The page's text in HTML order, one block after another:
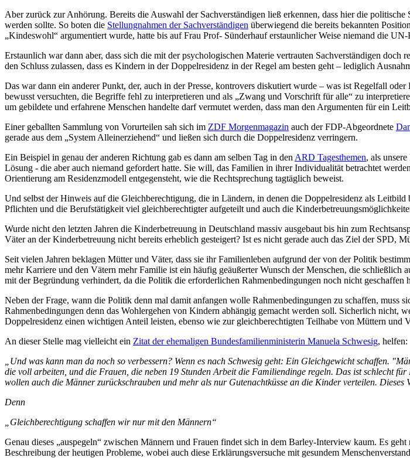
Aber zurück zur Anhörung. Bereits die Auswahl der Sachverständigen ließ erkennen, dass hier die
werden sollte. So boten die Stellungnahmen der Sachverständigen überwiegend die bereits bekannten
„Kindeswohl“ argumentiert wurde, hatte bis auf Frau Prof- Sünderhauf erstaunlicher Weise niemand die
Erstaunlich war dann aber, dass sich die mit der psychologischen Materie vertrauten Sachverständigen
den Schluss zulassen, dass es Kindern in der Doppelresidenz in der Regel am besten geht – lediglich
Das war dann ein anderer Punkt, der, auch in der Presse, kontrovers diskutiert wurde – was ist Regelfall
bewusst versuchten, die Begriffe fehl zu interpretieren und als „Zwang und Vorschrift für alle“ zu
um gebildete und erfahrene Menschen handelte darf vermutet werden, dass man den Argumenten für ein
Einer geballten Sammlung von Vorurteilen sah sich im ZDF Morgenmagazin auch der FDP-Abgeordnete
gerade aus dem „System Alleinerziehend“ und ließen sich durch die Doppelresidenz verringern.
Ein Beispiel in genau der anderen Richtung gab es dann am selben Tag in den ARD Tagesthemen, als
Lösung - die aber auch niemand gefordert hatte. Sie will, das Familien in ihrer Individualität betrachtet
Orientierung am Residenzmodell entgegensteht, wie die Rechtsprechung tagtäglich beweist.
Und selbst der Hinweis auf die Gleichberechtigung, die in Ländern, in denen die Doppelresidenz als
Pflichten und die Berufstätigkeit viel gleichberechtigter aufgeteilt und auch die
Wurde nicht den letzten Jahren die Kinderbetreuung in Deutschland massiv ausgebaut bis hin zum
Väter an der Kinderbetreuung nicht bereits erheblich gesteigert? Ist es nicht gerade auch das Ziel der SPD,
Seit vielen Jahren beklagen Mütter und Väter, dass sie ihr Familienleben aufgrund der von der Politik
mehr Karriere und den Vätern mehr Familie ist ein häufig geäußerter Wunsch der Menschen, die
mit der Begründung verhindert, da die Politik die erforderlichen Rahmenbedingungen noch nicht geschaffen
Neben der Frage, wann die Politik denn mal damit anfangen wolle Rahmenbedingungen zu schaffen, muss
Rahmenbedingungen denn das Wohlergehen von Kindern abhängig gemacht werden soll. Sicherlich
Doppelresidenz einen wichtigen Anteil leisten, ebenso wie zur gleichberechtigten Teilhabe von Müttern und
An dieser Stelle mag vielleicht ein Zitat der ehemaligen Bundesfamilienministerin Manuela Schwesig, helfen:
„Und was kann man da noch so verbessern? Wenn es nach Schwesig geht: Ein Gleichgewicht schaffen.
die voll arbeiten, und die Frauen, die neben 19 Stunden Arbeit die Familiendinge regeln. Das ist schlecht
wollen auch die Männer zurückschrauben und mehr als nur Gutenachtküsse an die Kinder verteilen. Dieses
Denn
„Gleichberechtigung schaffen wir nur mit den Männern“
Genau dieses „auspegeln“ zwischen Männern und Frauen findet sich in dem Barley-Interview kaum. Es
Beschreibung der heutigen Probleme, wobei auch diese Erklärungsversuche mit gesundem